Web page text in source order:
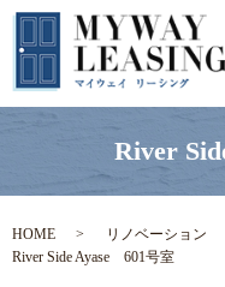
River
HOME リノベーション
River Side Ayase 601号室